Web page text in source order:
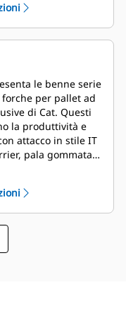
di gestire i
e sicuro con
La funzione
su
sbraccio che per il
consente di
maggiore di
le benne serie
per pallet ad
di Cat. Questi
la produttività e
attacco in stile IT
pala gommata
precedenti,
con chiusura
e altro.